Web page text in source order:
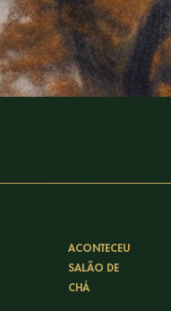
ACONTECEU
SALÃO DE
CHÁ